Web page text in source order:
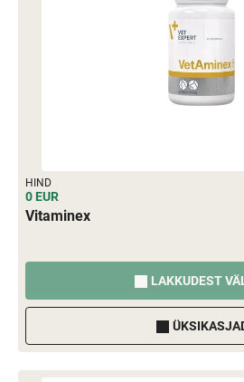
HIND
0 EUR
Vitaminex
LAKKUDEST